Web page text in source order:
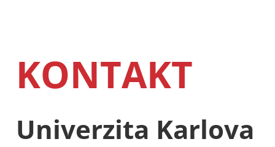
KONTAKT
Univerzita Karlova